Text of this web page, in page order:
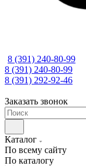
8 (391) 240-80-99
8 (391) 240-80-99
8 (391) 292-92-46
Заказать звонок
Каталог
По всему сайту
По каталогу